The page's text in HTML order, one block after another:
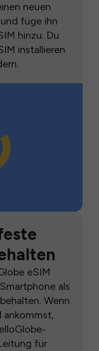
neuen
füge ihn
hinzu. Du
installieren
eSIM
als
Wenn
ankommst,
für